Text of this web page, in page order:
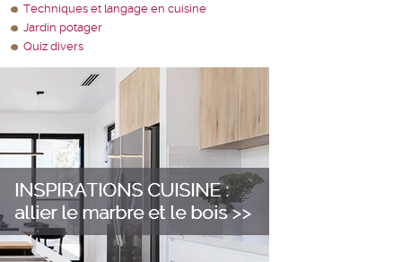
Techniques et langage en cuisine
Jardin potager
Quiz divers